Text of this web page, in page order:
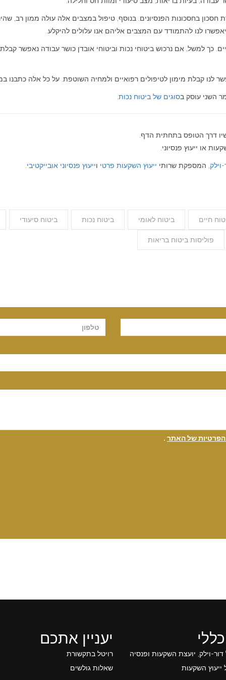
בחסכונות הפנסיונים. בנוסף, טיפול במצבים אלה עולה ממון רב,
לנו להתמודד עם המצבים אליהם אנו עלולים להיקלע.
כך למשל, אם נרכוש ביטוחי נכות וביטוחי אובדן כושר עבודה נאפשר
לנו קבלת מימון לטיפולים רפואיים ולמחיה השוטפת. על כל אלה כתבנו
השני עוסק בסוגים של ביטוח נכות
דרך הטופס בתחתית הדף.
או ייעוץ פנסיוני.
וילק , המספקת שרותי ייעוץ השקעות פרטי וייעוץ פנסיוני אובייקטיבי
חיים ביטוח לאומי ביטוח נכות ביטוח סיעודי
פוליסות ביטוח בריאות
הפרטיות של האתר .
דור-וילק, יועצת השקעות ופנסיה
ייעוץ השקעות
יעניין אתכם
רויטל בתקשורת
שאלות גולשים